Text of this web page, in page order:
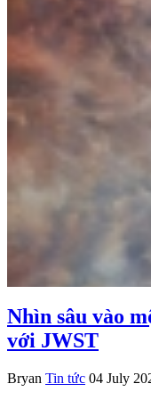
Nhìn sâu vào
với JWST
Bryan Tin tức 04 July